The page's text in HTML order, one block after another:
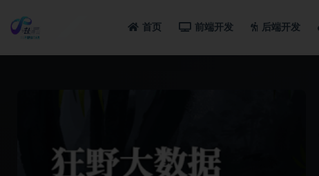
首页 前端开发 后端开发